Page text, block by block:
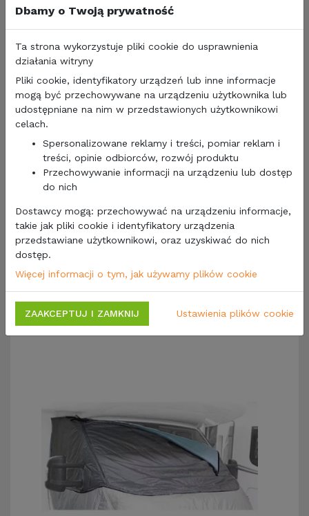
Model:Covertech
Odporna na promieniowanie UV i wodę
Zapewnia dobrą izolację kabiny kierowcy w niskich
temperaturach
Składa się z 8 warstw, przy czym warstwa
zewnętrzna wykonana jest z PVC
Idealnie dopasowuje się do pojazdu
Bezpieczne mocowanie za pomocą rzepów
W komplecie poręczna torba z imitacji skóry
Dedykowana do samochodu Fiat Ducato
Ważne! Aukcja dotyczy tylko dolnego pokrowca
na maskę i drzwi pojazdu. Górna część na szybę
dostępna jest na innej naszej aukcji.
Zobacz również Opinie
Dbamy o Twoją prywatność
Ta strona wykorzystuje pliki cookie do usprawnienia
działania witryny
Pliki cookie, identyfikatory urządzeń lub inne informacje
mogą być przechowywane na urządzeniu użytkownika lub
udostępniane na nim w przedstawionych użytkownikowi
celach.
Spersonalizowane reklamy i treści, pomiar reklam i
treści, opinie odbiorców, rozwój produktu
Przechowywanie informacji na urządzeniu lub dostęp
do nich
Dostawcy mogą: przechowywać na urządzeniu informacje,
takie jak pliki cookie i identyfikatory urządzenia
przedstawiane użytkownikowi, oraz uzyskiwać do nich
dostęp.
Więcej informacji o tym, jak używamy plików cookie
ZAAKCEPTUJ I ZAMKNIJ Ustawienia plików cookie